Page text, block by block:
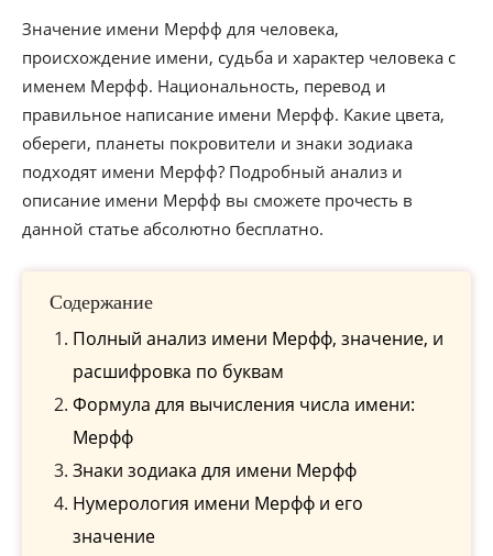
Значение имени Мерфф для человека,
происхождение имени, судьба и характер человека с
именем Мерфф. Национальность, перевод и
правильное написание имени Мерфф. Какие цвета,
обереги, планеты покровители и знаки зодиака
подходят имени Мерфф? Подробный анализ и
описание имени Мерфф вы сможете прочесть в
данной статье абсолютно бесплатно.
Содержание
Полный анализ имени Мерфф, значение, и
расшифровка по буквам
Формула для вычисления числа имени:
Мерфф
Знаки зодиака для имени Мерфф
Нумерология имени Мерфф и его
значение